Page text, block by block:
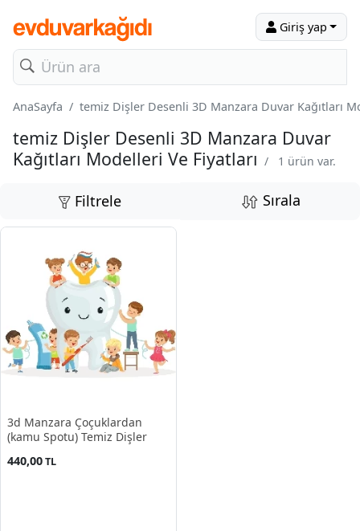
Giriş yap
AnaSayfa temiz Dişler Desenli 3D Manzara Duvar Kağıtları
temiz Dişler Desenli 3D Manzara Duvar
Kağıtları Modelleri Ve Fiyatları / 1 ürün var.
Filtrele Sırala
3d Manzara Çoçuklardan
(kamu Spotu) Temiz Dişler
440,00TL